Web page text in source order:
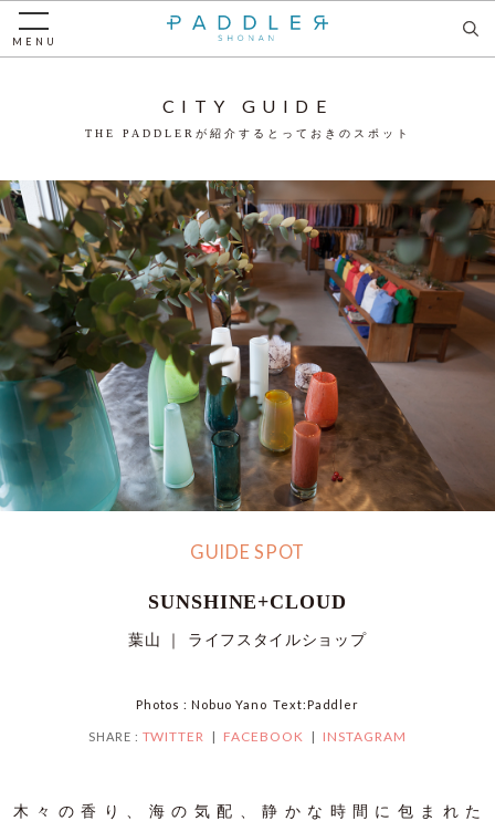
MENU
CITY GUIDE
THE PADDLERが紹介するとっておきのスポット
GUIDE SPOT
SUNSHINE+CLOUD
葉山 ｜ ライフスタイルショップ
Photos : Nobuo Yano Text:Paddler
SHARE : TWITTER FACEBOOK INSTAGRAM
木々の香り、海の気配、静かな時間に包まれた